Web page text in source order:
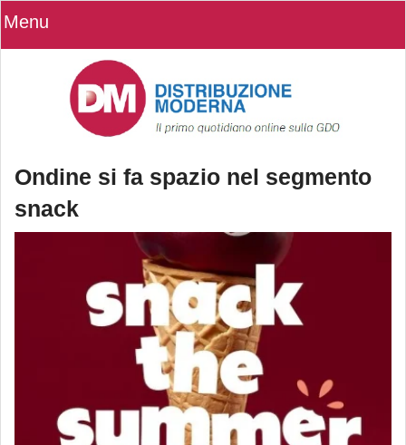
Menu
Ondine si fa spazio nel segmento
snack